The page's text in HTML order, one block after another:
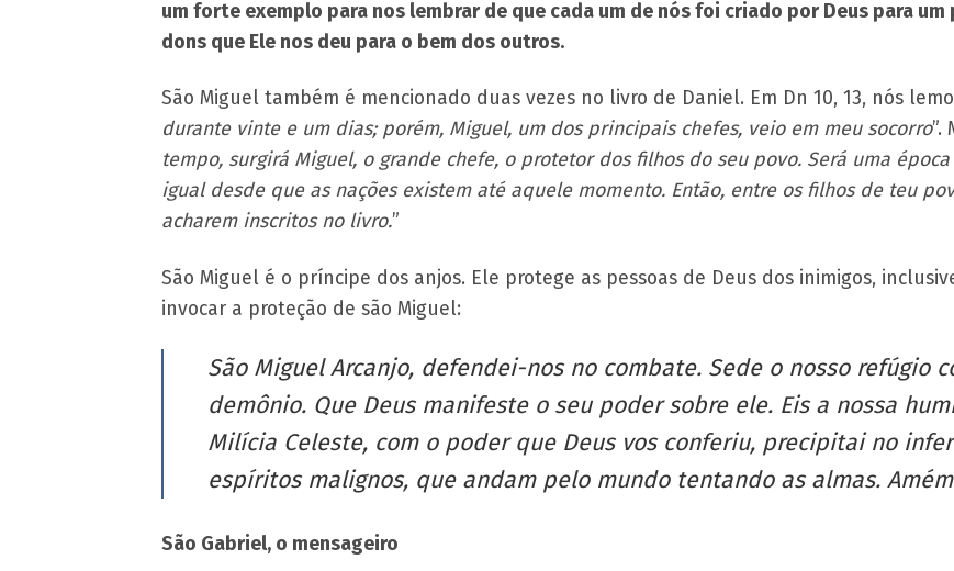
um forte exemplo para nos lembrar de que cada um de nós foi criado por Deus para
dons que Ele nos deu para o bem dos outros.
São Miguel também é mencionado duas vezes no livro de Daniel. Em Dn 10, 13, nós
durante vinte e um dias; porém, Miguel, um dos principais chefes, veio em meu socorro”.
tempo, surgirá Miguel, o grande chefe, o protetor dos filhos do seu povo. Será uma
igual desde que as nações existem até aquele momento. Então, entre os filhos de teu
acharem inscritos no livro.”
São Miguel é o príncipe dos anjos. Ele protege as pessoas de Deus dos inimigos,
invocar a proteção de são Miguel:
São Miguel Arcanjo, defendei-nos no combate. Sede o nosso refúgio
demônio. Que Deus manifeste o seu poder sobre ele. Eis a nossa
Milícia Celeste, com o poder que Deus vos conferiu, precipitai no
espíritos malignos, que andam pelo mundo tentando as almas.
São Gabriel, o mensageiro